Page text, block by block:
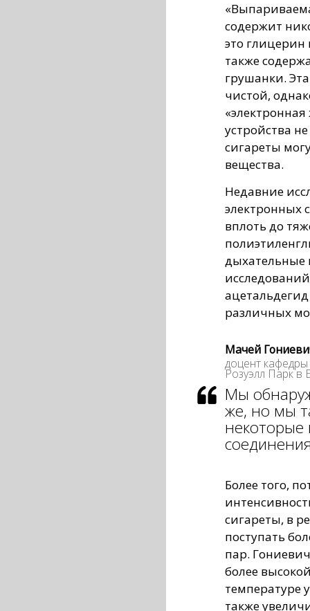
содержит
это
также
грушанки.
чистой,
устройства
сигареты
вещества.
Недавние
электронных
вплоть до
дыхательные
различных
Мачей
доцент
Розуэлл Парк
Мы
же, но мы
Более того,
сигареты, в
поступать
пар.
более
температуре
также